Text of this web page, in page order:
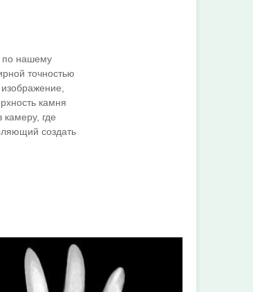
по нашему
точностью
камня
где
создать